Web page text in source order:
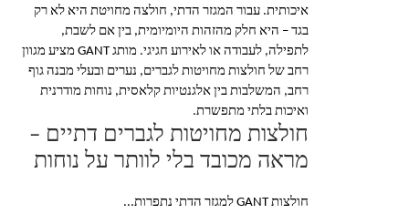
איכותית. עבור המגזר הדתי, חולצה מחויטת היא לא רק
בגד – היא חלק מהזהות היומיומית, בין אם לשבת,
לתפילה, לעבודה או לאירוע חגיגי. מותג GANT מציע מגוון
רחב של חולצות מחויטות לגברים, נערים ובעלי מבנה גוף
רחב, המשלבות בין אלגנטיות קלאסית, נוחות מודרנית
ואיכות בלתי מתפשרת.
חולצות מחויטות לגברים דתיים –
מראה מכובד בלי לוותר על נוחות
חולצות GANT למגזר הדתי נתפרות...